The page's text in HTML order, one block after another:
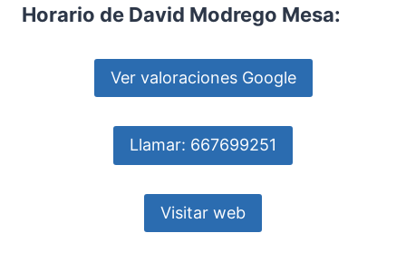
Horario de David Modrego Mesa:
Ver valoraciones Google
Llamar: 667699251
Visitar web